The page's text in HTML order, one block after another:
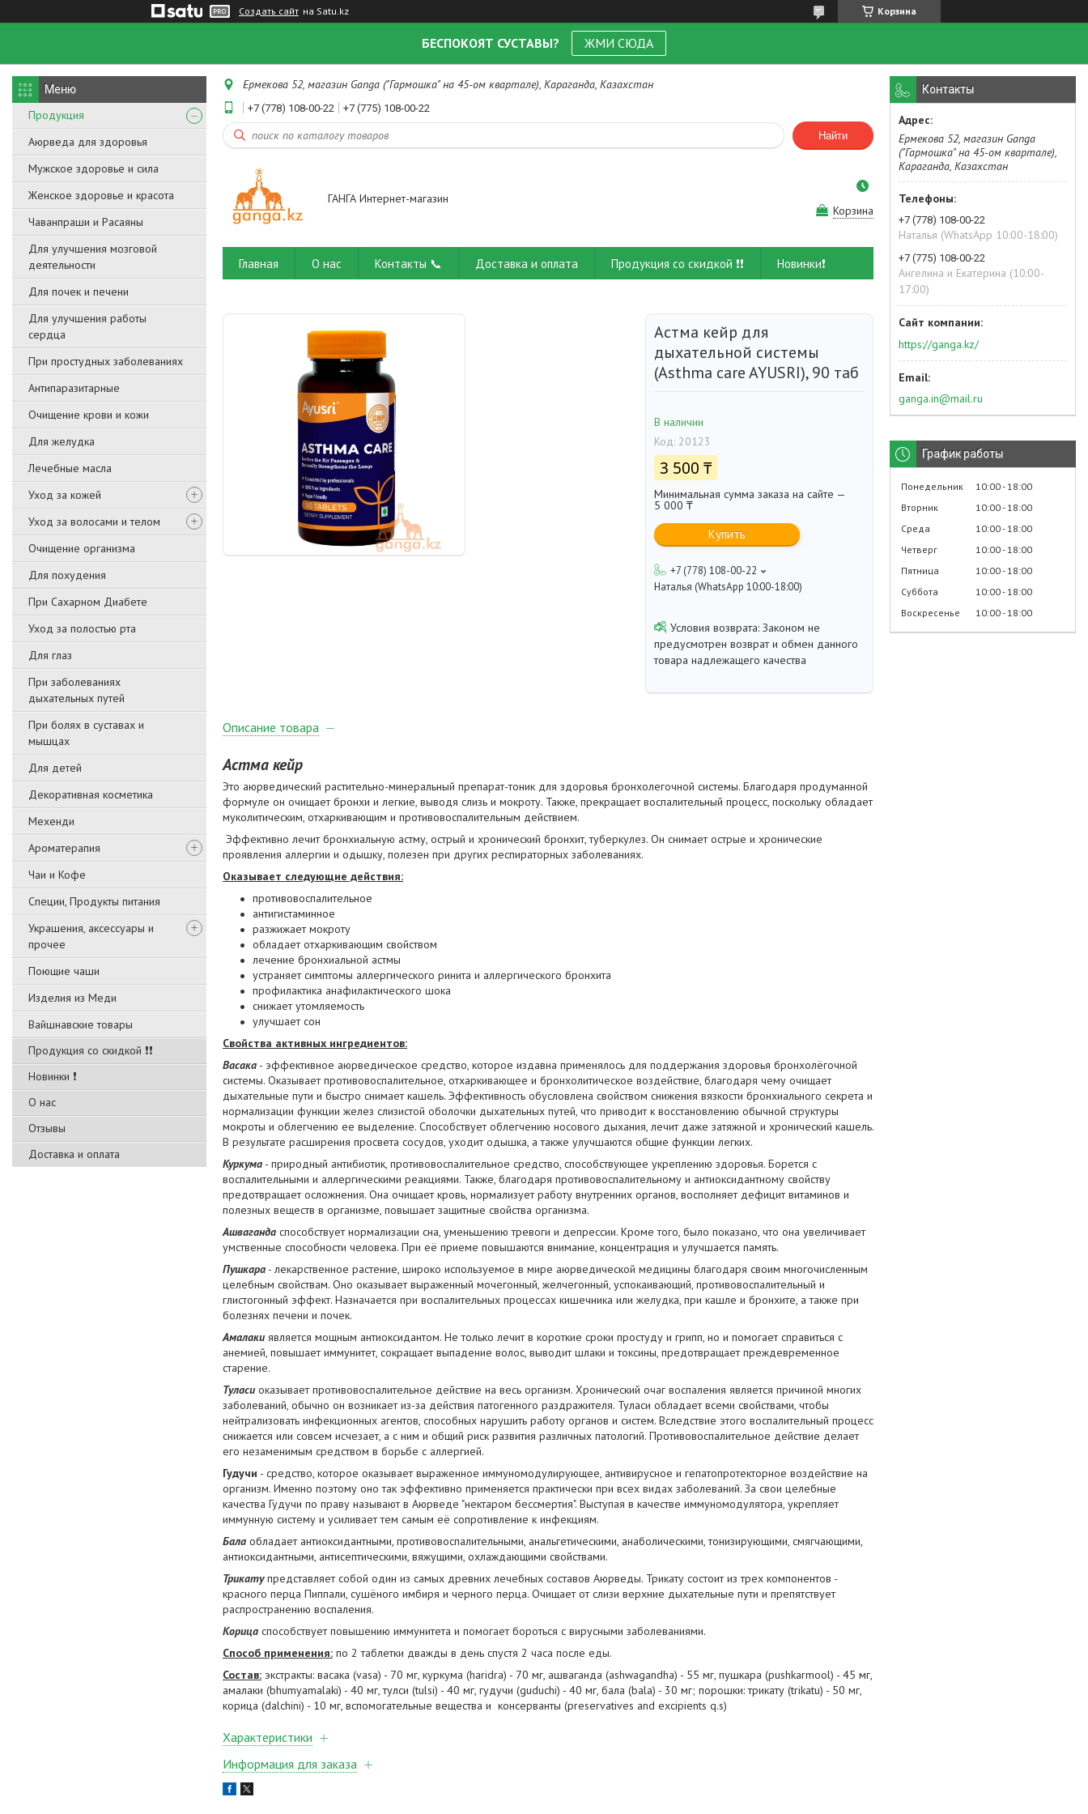
Создать сайт на Satu.kz Корзина
БЕСПОКОЯТ СУСТАВЫ? ЖМИ СЮДА
Продукция
Аюрведа для здоровья
Мужское здоровье и сила
Женское здоровье и красота
Чаванпраши и Расаяны
Для улучшения мозговой
деятельности
Для почек и печени
Для улучшения работы
сердца
При простудных заболеваниях
Антипаразитарные
Очищение крови и кожи
Для желудка
Лечебные масла
Уход за кожей
Уход за волосами и телом
Очищение организма
Для похудения
При Сахарном Диабете
Уход за полостью рта
Для глаз
При заболеваниях
дыхательных путей
При болях в суставах и
мышцах
Для детей
Декоративная косметика
Мехенди
Ароматерапия
Чаи и Кофе
Специи, Продукты питания
Украшения, аксессуары и
прочее
Поющие чаши
Изделия из Меди
Вайшнавские товары
Продукция со скидкой ❗❗
Новинки ❗
О нас
Отзывы
Доставка и оплата
Ермекова 52, магазин Ganga ("Гармошка" на 45-ом квартале), Караганда, Казахстан
+7 (778) 108-00-22 +7 (775) 108-00-22
Найти
ГАНГА Интернет-магазин
Корзина
Главная О нас Контакты 📞 Доставка и оплата Продукция со скидкой ❗❗ Новинки❗
Астма кейр для
дыхательной системы
(Asthma care AYUSRI), 90 таб
В наличии
Код: 20123
3 500 ₸
Минимальная сумма заказа на сайте —
5 000 ₸
Купить
+7 (778) 108-00-22
Наталья (WhatsApp 10:00-18:00)
Законом не
предусмотрен возврат и обмен данного
товара надлежащего качества
Описание товара
Астма кейр
Это аюрведический растительно-минеральный препарат-тоник для здоровья бронхолегочной системы. Благодаря продуманной
формуле он очищает бронхи и легкие, выводя слизь и мокроту. Также, прекращает воспалительный процесс, поскольку обладает
муколитическим, отхаркивающим и противовоспалительным действием.
Эффективно лечит бронхиальную астму, острый и хронический бронхит, туберкулез. Он снимает острые и хронические
проявления аллергии и одышку, полезен при других респираторных заболеваниях.
Оказывает следующие действия:
противовоспалительное
антигистаминное
разжижает мокроту
обладает отхаркивающим свойством
лечение бронхиальной астмы
устраняет симптомы аллергического ринита и аллергического бронхита
профилактика анафилактического шока
снижает утомляемость
улучшает сон
Свойства активных ингредиентов:
Васака - эффективное аюрведическое средство, которое издавна применялось для поддержания здоровья бронхолёгочной
системы. Оказывает противовоспалительное, отхаркивающее и бронхолитическое воздействие, благодаря чему очищает
дыхательные пути и быстро снимает кашель. Эффективность обусловлена свойством снижения вязкости бронхиального секрета и
нормализации функции желез слизистой оболочки дыхательных путей, что приводит к восстановлению обычной структуры
мокроты и облегчению ее выделение. Способствует облегчению носового дыхания, лечит даже затяжной и хронический кашель.
В результате расширения просвета сосудов, уходит одышка, а также улучшаются общие функции легких.
Куркума - природный антибиотик, противовоспалительное средство, способствующее укреплению здоровья. Борется с
воспалительными и аллергическими реакциями. Также, благодаря противовоспалительному и антиоксидантному свойству
предотвращает осложнения. Она очищает кровь, нормализует работу внутренних органов, восполняет дефицит витаминов и
полезных веществ в организме, повышает защитные свойства организма.
Ашваганда способствует нормализации сна, уменьшению тревоги и депрессии. Кроме того, было показано, что она увеличивает
умственные способности человека. При её приеме повышаются внимание, концентрация и улучшается память.
Пушкара - лекарственное растение, широко используемое в мире аюрведической медицины благодаря своим многочисленным
целебным свойствам. Оно оказывает выраженный мочегонный, желчегонный, успокаивающий, противовоспалительный и
глистогонный эффект. Назначается при воспалительных процессах кишечника или желудка, при кашле и бронхите, а также при
болезнях печени и почек.
Амалаки является мощным антиоксидантом. Не только лечит в короткие сроки простуду и грипп, но и помогает справиться с
анемией, повышает иммунитет, сокращает выпадение волос, выводит шлаки и токсины, предотвращает преждевременное
старение.
Туласи оказывает противовоспалительное действие на весь организм. Хронический очаг воспаления является причиной многих
заболеваний, обычно он возникает из-за действия патогенного раздражителя. Туласи обладает всеми свойствами, чтобы
нейтрализовать инфекционных агентов, способных нарушить работу органов и систем. Вследствие этого воспалительный процесс
снижается или совсем исчезает, а с ним и общий риск развития различных патологий. Противовоспалительное действие делает
его незаменимым средством в борьбе с аллергией.
Гудучи - средство, которое оказывает выраженное иммуномодулирующее, антивирусное и гепатопротекторное воздействие на
организм. Именно поэтому оно так эффективно применяется практически при всех видах заболеваний. За свои целебные
качества Гудучи по праву называют в Аюрведе "нектаром бессмертия". Выступая в качестве иммуномодулятора, укрепляет
иммунную систему и усиливает тем самым её сопротивление к инфекциям.
Бала обладает антиоксидантными, противовоспалительными, анальгетическими, анаболическими, тонизирующими, смягчающими,
антиоксидантными, антисептическими, вяжущими, охлаждающими свойствами.
Трикатупредставляет собой один из самых древних лечебных составов Аюрведы. Трикату состоит из трех компонентов -
красного перца Пиппали, сушёного имбиря и черного перца. Очищает от слизи верхние дыхательные пути и препятствует
распространению воспаления.
Корица способствует повышению иммунитета и помогает бороться с вирусными заболеваниями.
Способ применения: по 2 таблетки дважды в день спустя 2 часа после еды.
Состав: экстракты: васака (vasa) - 70 мг, куркума (haridra) - 70 мг, ашваганда (ashwagandha) - 55 мг, пушкара (pushkarmool) - 45 мг,
амалаки (bhumyamalaki) - 40 мг, тулси (tulsi) - 40 мг, гудучи (guduchi) - 40 мг, бала (bala) - 30 мг; порошки: трикату (trikatu) - 50 мг,
корица (dalchini) - 10 мг, вспомогательные вещества и консерванты (preservatives and excipients q.s)
Характеристики
Информация для заказа
Контакты
Ермекова 52, магазин Ganga
("Гармошка" на 45-ом квартале),
Караганда, Казахстан
+7 (778) 108-00-22
Наталья (WhatsApp 10:00-18:00)
+7 (775) 108-00-22
Ангелина и Екатерина (10:00-
17:00)
https://ganga.kz/
ganga.in@mail.ru
График работы
Понедельник 10:00 18:00
Вторник
10:00 18:00
Среда
10:00 18:00
Четверг
10:00 18:00
Пятница
10:00 18:00
Суббота
10:00 18:00
Воскресенье
10:00 18:00